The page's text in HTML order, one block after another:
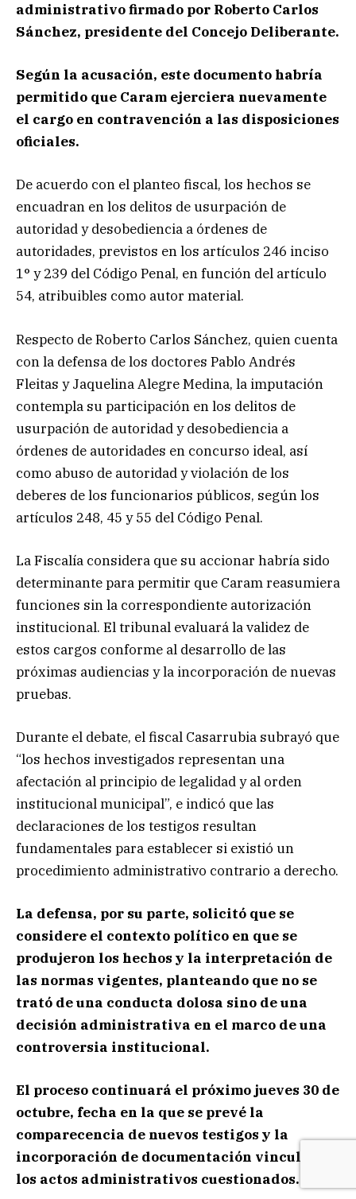
administrativo firmado por Roberto Carlos
Sánchez, presidente del Concejo Deliberante.
Según la acusación, este documento habría
permitido que Caram ejerciera nuevamente
el cargo en contravención a las disposiciones
oficiales.
De acuerdo con el planteo fiscal, los hechos se
encuadran en los delitos de usurpación de
autoridad y desobediencia a órdenes de
autoridades, previstos en los artículos 246 inciso
1° y 239 del Código Penal, en función del artículo
54, atribuibles como autor material.
Respecto de Roberto Carlos Sánchez, quien cuenta
con la defensa de los doctores Pablo Andrés
Fleitas y Jaquelina Alegre Medina, la imputación
contempla su participación en los delitos de
usurpación de autoridad y desobediencia a
órdenes de autoridades en concurso ideal, así
como abuso de autoridad y violación de los
deberes de los funcionarios públicos, según los
artículos 248, 45 y 55 del Código Penal.
La Fiscalía considera que su accionar habría sido
determinante para permitir que Caram reasumiera
funciones sin la correspondiente autorización
institucional. El tribunal evaluará la validez de
estos cargos conforme al desarrollo de las
próximas audiencias y la incorporación de nuevas
pruebas.
Durante el debate, el fiscal Casarrubia subrayó que
“los hechos investigados representan una
afectación al principio de legalidad y al orden
institucional municipal”, e indicó que las
declaraciones de los testigos resultan
fundamentales para establecer si existió un
procedimiento administrativo contrario a derecho.
La defensa, por su parte, solicitó que se
considere el contexto político en que se
produjeron los hechos y la interpretación de
las normas vigentes, planteando que no se
trató de una conducta dolosa sino de una
decisión administrativa en el marco de una
controversia institucional.
El proceso continuará el próximo jueves 30 de
octubre, fecha en la que se prevé la
comparecencia de nuevos testigos y la
incorporación de documentación vinculada a
los actos administrativos cuestionados.